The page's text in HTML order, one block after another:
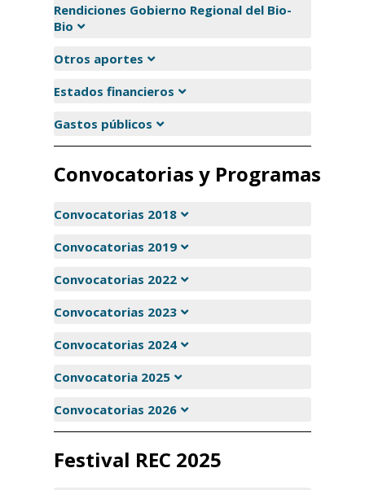
Rendiciones Gobierno Regional del Bio-
Bio
Otros aportes
Estados financieros
Gastos públicos
Convocatorias y Programas
Convocatorias 2018
Convocatorias 2019
Convocatorias 2022
Convocatorias 2023
Convocatorias 2024
Convocatoria 2025
Convocatorias 2026
Festival REC 2025